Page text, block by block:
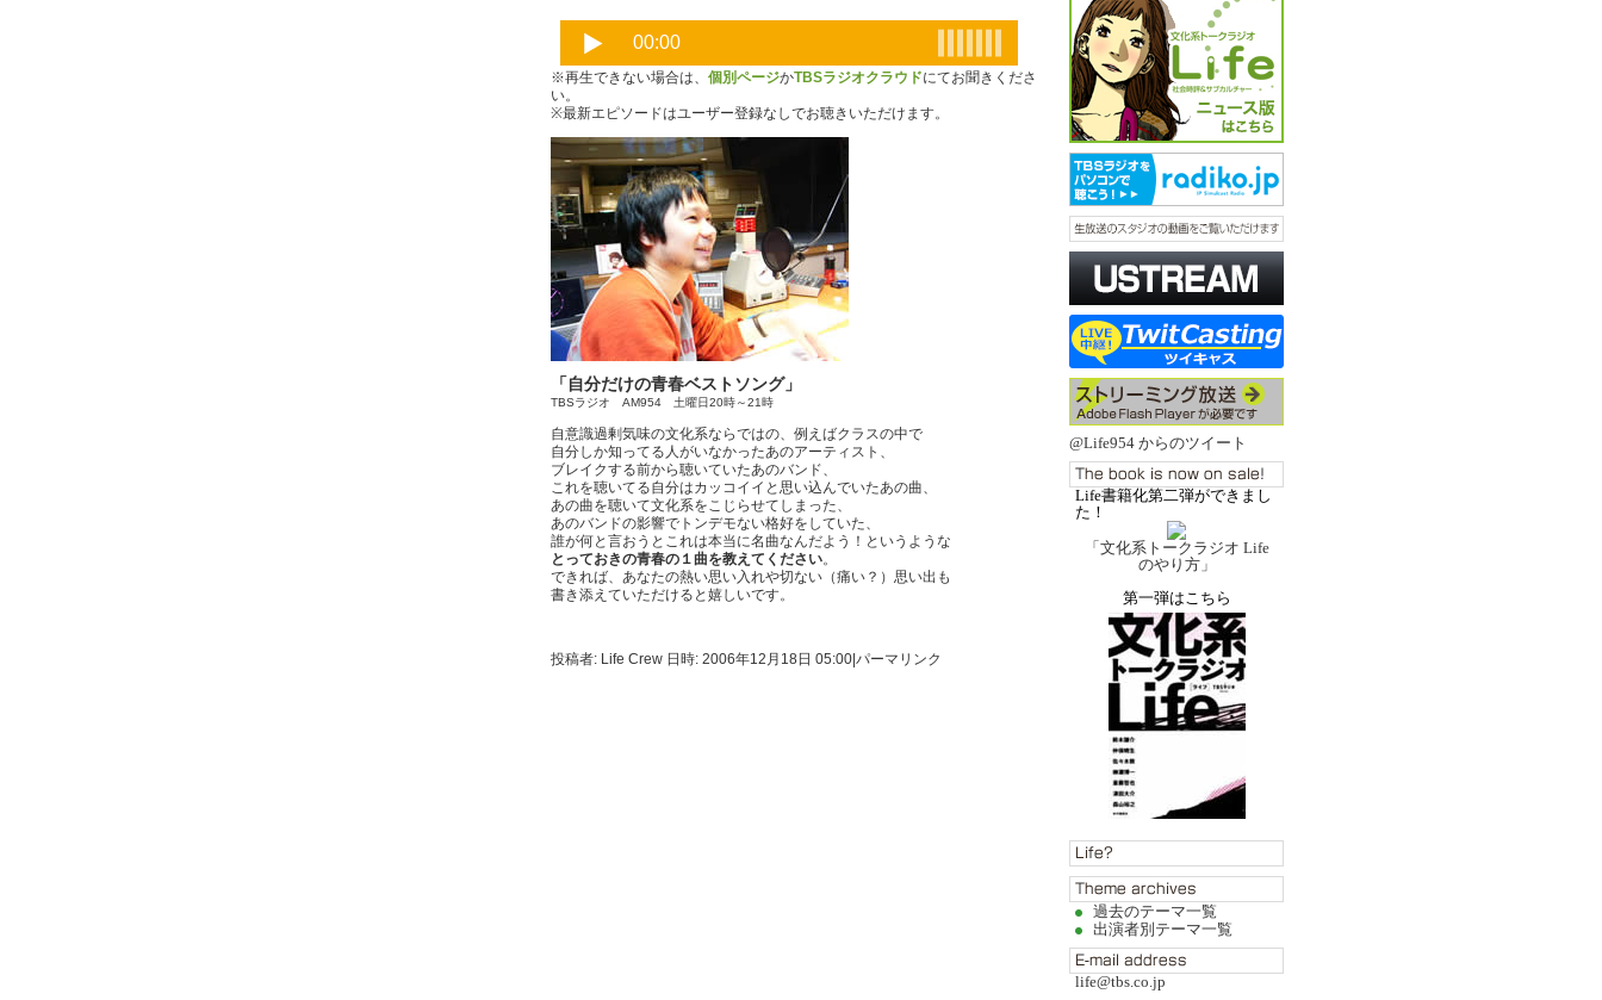
@Life954 からのツイート
Life書籍化第二弾ができまし
た！
「文化系トークラジオ Life
のやり方」
第一弾はこちら
過去のテーマ一覧
出演者別テーマ一覧
life@tbs.co.jp
※再生できない場合は、 個別ページかTBSラジオクラウドにてお聞きくださ
い。
※最新エピソードはユーザー登録なしでお聴きいただけます。
「自分だけの青春ベストソング」
TBSラジオ AM954 土曜日20時～21時
自意識過剰気味の文化系ならではの、例えばクラスの中で
自分しか知ってる人がいなかったあのアーティスト、
ブレイクする前から聴いていたあのバンド、
これを聴いてる自分はカッコイイと思い込んでいたあの曲、
あの曲を聴いて文化系をこじらせてしまった、
あのバンドの影響でトンデモない格好をしていた、
誰が何と言おうとこれは本当に名曲なんだよう！というような
とっておきの青春の１曲を教えてください。
できれば、あなたの熱い思い入れや切ない（痛い？）思い出も
書き添えていただけると嬉しいです。
投稿者: Life Crew 日時: 2006年12月18日 05:00 パーマリンク